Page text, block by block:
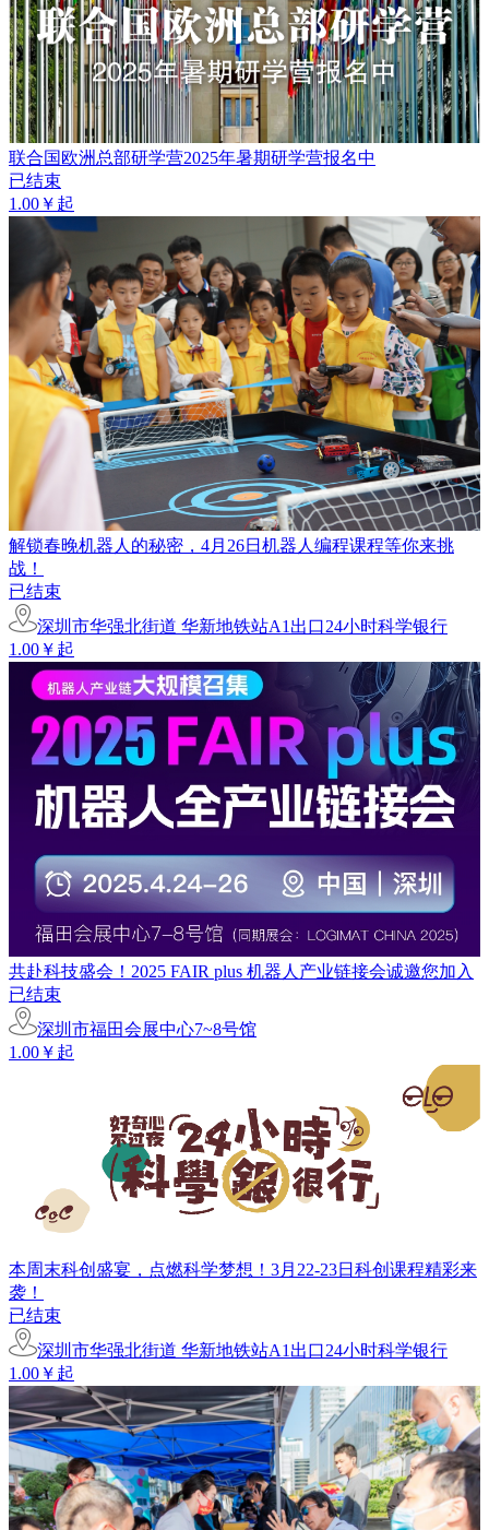
联合国欧洲总部研学营2025年暑期研学营报名中
已结束
1.00￥起
解锁春晚机器人的秘密，4月26日机器人编程课程等你来挑
战！
已结束
深圳市华强北街道 华新地铁站A1出口24小时科学银行
1.00￥起
共赴科技盛会！2025 FAIR plus 机器人产业链接会诚邀您加入
已结束
深圳市福田会展中心7~8号馆
1.00￥起
本周末科创盛宴，点燃科学梦想！3月22-23日科创课程精彩来
袭！
已结束
深圳市华强北街道 华新地铁站A1出口24小时科学银行
1.00￥起